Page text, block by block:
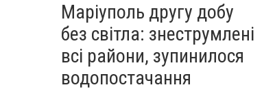
Маріуполь другу добу
без світла: знеструмлені
всі райони, зупинилося
водопостачання